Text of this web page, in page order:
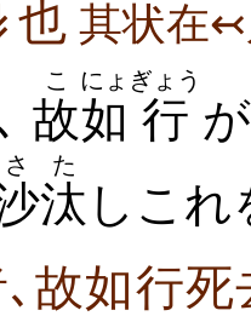
也 其状在
故
こ
如
にょ
行
ぎょう
が
汰
さた
しこれ
故如行死